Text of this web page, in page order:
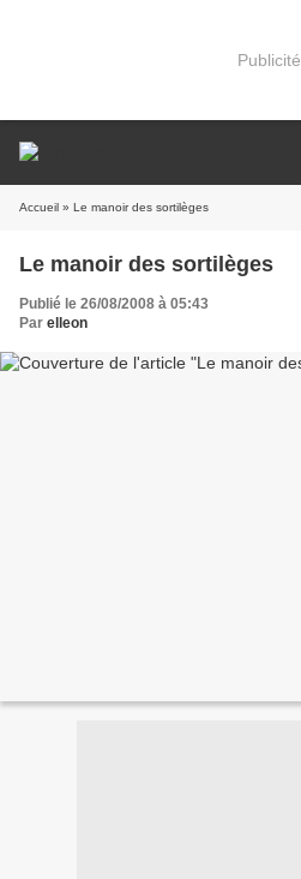
Publicité
Accueil » Le manoir des sortilèges
Le manoir des sortilèges
Publié le 26/08/2008 à 05:43
Par elleon